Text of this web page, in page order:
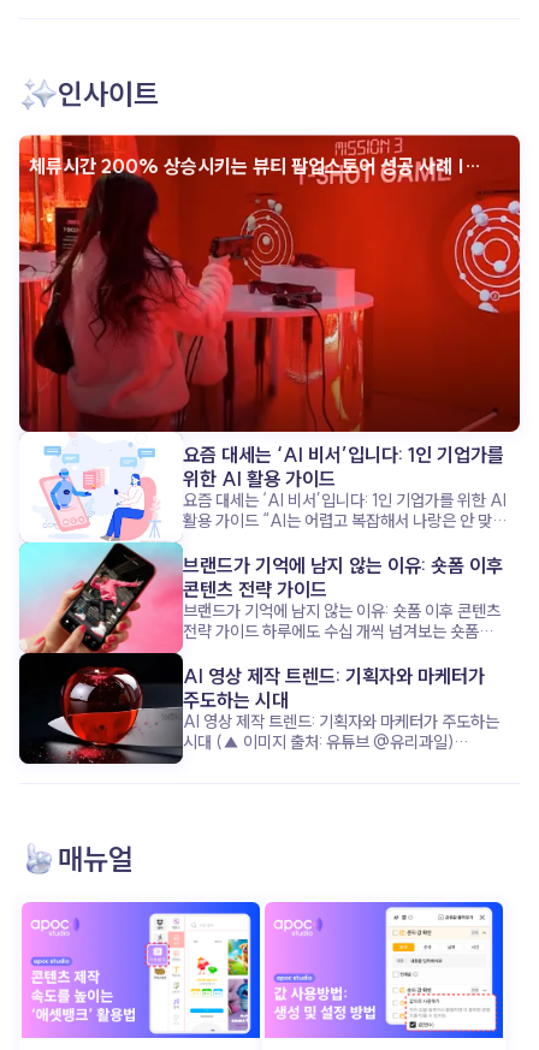
인사이트
체류시간 200% 상승시키는 뷰티 팝업스토어 성공 사례 |
인터랙티브 콘텐츠
요즘 대세는 ‘AI 비서’입니다: 1인 기업가를
위한 AI 활용 가이드
요즘 대세는 ‘AI 비서’입니다: 1인 기업가를 위한 AI
활용 가이드 “AI는 어렵고 복잡해서 나랑은 안 맞아!”
기업가들은 복잡하고 무거운 AI 대신, 쉽고 친근한
‘AI 비서’ 에 훨씬 더 열광하고 있거든요. 단순한 업무
처리부터 마케팅 기획까지, 어떻게 AI가 혼자 모든 걸
하는 1인 기업가의 시간을 구해주고, 성장을 돕는지
지금부터 함께 살펴볼까요? “복잡하지 않아도
괜찮아”: AI 비서가 주목받는 이유 (▲ 이미지 출처:
클립아트코리아) 최근 1인 기업가들은 완벽한 AI
기술보다, 누구나 쉽게 쓰고 바로 도움 되는 ‘친근함’
을 더 원합니다. 복잡한 설정 없이 ‘내 비서’처럼 소통
하며, 업무 효율을 높여주는 AI가 핵심 매력
비서 덕분에 브랜드보다 ‘업무 효율’ 과 ‘고객 응대’
에서 한 단계 업그레이드되는 경험을 했습니다. AI
비서는 단순한 도구를 넘어, ‘나만의 비서’로서
친근하게 소통하며 팬(고객)과 연결고리를 만듭니다.
업무의 무게를 덜고, 브랜드가 아닌 ‘나’에게 집중할
수 있게 하는 거죠. 이제 AI 비서는 1인 기업가의
성공을 견인하는 핵심 파트너 입니다. AI는 도구가
브랜드가 기억에 남지 않는 이유: 숏폼 이후
콘텐츠 전략 가이드
브랜드가 기억에 남지 않는 이유: 숏폼 이후 콘텐츠
전략 가이드 하루에도 수십 개씩 넘겨보는 숏폼
남았을까요? 요즘은 ‘조회수’보다 ‘기억률’이 더
중요한 시대입니다. 고객의 머리에 남는 콘텐츠를
만들기 위해, 단순한 시선 끌기를 넘어서는 전략이
필요하죠. 이제 브랜드가 준비해야 할 건, 숏폼 이후
고객을 이끌 ‘다음 스텝’ 입니다. 그 전략의 핵심, 함께
눈길을 사로잡는 데는 탁월한 수단이에요. 감각적인
편집, 유행하는 음악, 짧고 강렬한 장면 전환. ‘발견의
순간’ 을 만들어내는 데 이만한 도구가 없죠. 그런데
문제는 그 이후입니다. 너무 많은 콘텐츠가 지나가는
만큼, 대부분은 금방 잊히고 맙니다. 기억되지 않는
브랜드는 결국 ‘한 번 스친 이름’ 그 이상이 되기
어렵죠. 지금 우리는 ‘조회수’는 넘치지만, ‘브랜드
애착’은 부족한 콘텐츠 시대 를 살고 있어요. 숏폼으로
AI 영상 제작 트렌드: 기획자와 마케터가
주도하는 시대
AI 영상 제작 트렌드: 기획자와 마케터가 주도하는
시대 (▲ 이미지 출처: 유튜브 @유리과일)
빠른 실행력 이 성공을 결정짓습니다. 영상 제작의
진입장벽이 무너진 지금, AI 영상 기술 을 통해
콘텐츠 경쟁에서 어떻게 앞서갈 수 있을까요? 그
구체적인 전략을 함께 알아보겠습니다. 더 이상
기술이 콘텐츠를 주도하지 않는다 (▲ 이미지 출처:
틱톡 @ai_mong) 과거에는 영상 한 편을
제작하려면 촬영 장비부터 스튜디오 대여, 전문 편집
매뉴얼